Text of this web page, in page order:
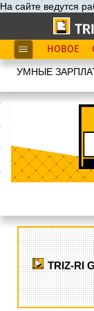
На сайте ведутся
НОВОЕ
УМНЫЕ
TRIZ-RI